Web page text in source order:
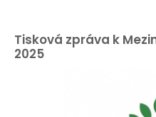
Tisková zpráva k
2025